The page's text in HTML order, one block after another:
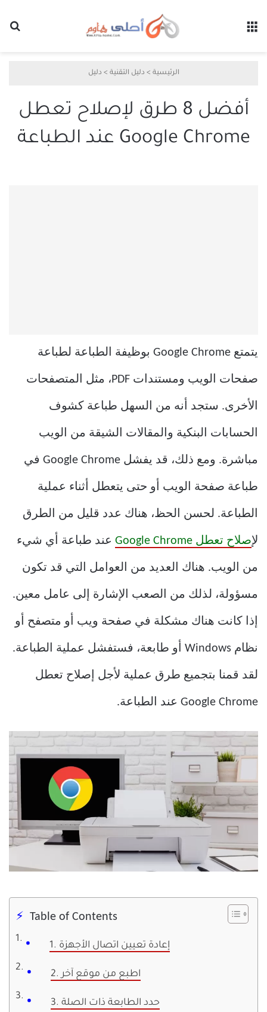
الرئيسية > دليل التقنية > دليل
أفضل 8 طرق لإصلاح تعطل
Google Chrome عند الطباعة
يتمتع Google Chrome بوظيفة الطباعة لطباعة
صفحات الويب ومستندات PDF، مثل المتصفحات
الأخرى. ستجد أنه من السهل طباعة كشوف
الحسابات البنكية والمقالات الشيقة من الويب
مباشرة. ومع ذلك، قد يفشل Google Chrome في
طباعة صفحة الويب أو حتى يتعطل أثناء عملية
الطباعة. لحسن الحظ، هناك عدد قليل من الطرق
لإصلاح تعطل Google Chrome عند طباعة أي شيء
من الويب. هناك العديد من العوامل التي قد تكون
مسؤولة، لذلك من الصعب الإشارة إلى عامل معين.
إذا كانت هناك مشكلة في صفحة ويب أو متصفح أو
نظام Windows أو طابعة، فستفشل عملية الطباعة.
لقد قمنا بتجميع طرق عملية لأجل إصلاح تعطل
Google Chrome عند الطباعة.
Table of Contents
1. إعادة تعيين اتصال الأجهزة
2. اطبع من موقع آخر
3. حدد الطابعة ذات الصلة